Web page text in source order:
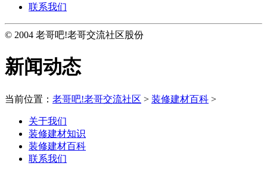
联系我们
© 2004 老哥吧!老哥交流社区股份
新闻动态
当前位置： 老哥吧!老哥交流社区 > 装修建材百科 >
关于我们
装修建材知识
装修建材百科
联系我们